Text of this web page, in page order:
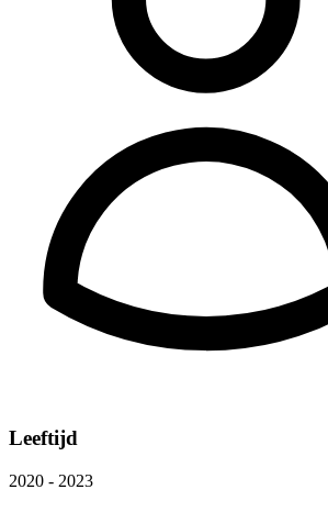
Leeftijd
2020 - 2023